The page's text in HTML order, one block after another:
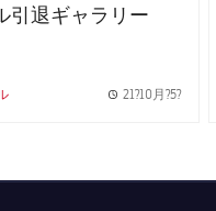
引退ギャラリー
21?10月?5?